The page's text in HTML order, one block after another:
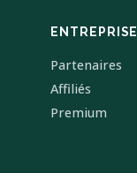
ENTREPRISE
Partenaires
Affiliés
Premium